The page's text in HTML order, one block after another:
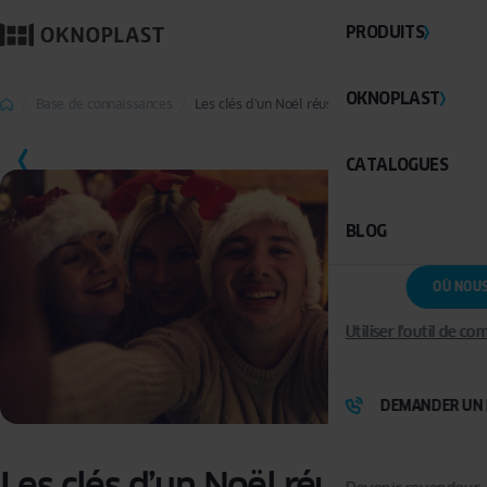
PRODUITS
OKNOPLAST
CATALOGUES
BLOG
OÙ
Utiliser l'outil de
DEMANDER UN
Les clés d’un Noël réussi… à sa manière
SAUVEGARDER